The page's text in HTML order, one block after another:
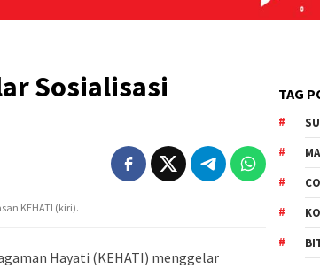
Sosialisasi
KEHATI (kiri).
Hayati (KEHATI) menggelar
TAG